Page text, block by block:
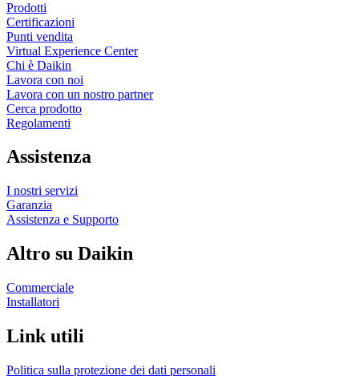
Prodotti
Certificazioni
Punti vendita
Virtual Experience Center
Chi è Daikin
Lavora con noi
Lavora con un nostro partner
Cerca prodotto
Regolamenti
Assistenza
I nostri servizi
Garanzia
Assistenza e Supporto
Altro su Daikin
Commerciale
Installatori
Link utili
Politica sulla protezione dei dati personali